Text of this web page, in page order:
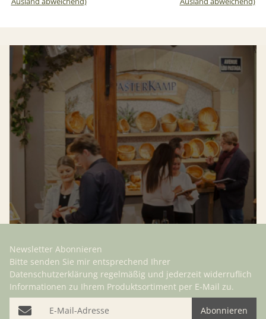
Newsletter Abonnieren
Bitte senden Sie mir entsprechend Ihrer
Datenschutzerklärung regelmäßig und jederzeit widerruflich
Informationen zu Ihrem Produktsortiment per E-Mail zu.
E-Mail-Adresse
Abonnieren